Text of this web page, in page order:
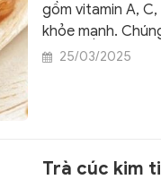
gồm vitamin A,
khỏe mạnh.
zeaxanthin bảo
25/03/2025
Trà cúc kim